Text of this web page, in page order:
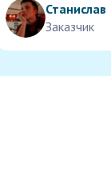
Станислав
Заказчик